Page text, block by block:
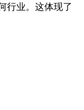
行业。这体现了